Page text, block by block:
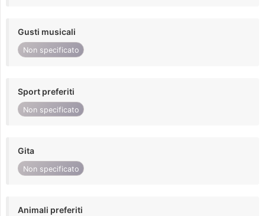
Gusti musicali
Non specificato
Sport preferiti
Non specificato
Gita
Non specificato
Animali preferiti